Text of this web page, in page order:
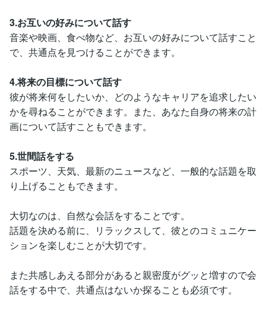
3.お互いの好みについて話す
音楽や映画、食べ物など、お互いの好みについて話すこと
で、共通点を見つけることができます。
4.将来の目標について話す
彼が将来何をしたいか、どのようなキャリアを追求したい
かを尋ねることができます。また、あなた自身の将来の計
画について話すこともできます。
5.世間話をする
スポーツ、天気、最新のニュースなど、一般的な話題を取
り上げることもできます。
大切なのは、自然な会話をすることです。
話題を決める前に、リラックスして、彼とのコミュニケー
ションを楽しむことが大切です。
また共感しあえる部分があると親密度がグッと増すので会
話をする中で、共通点はないか探ることも必須です。